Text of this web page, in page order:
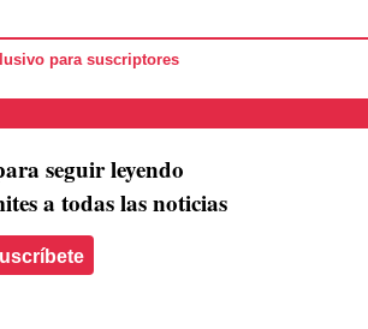
para suscriptores
seguir leyendo
a todas las noticias